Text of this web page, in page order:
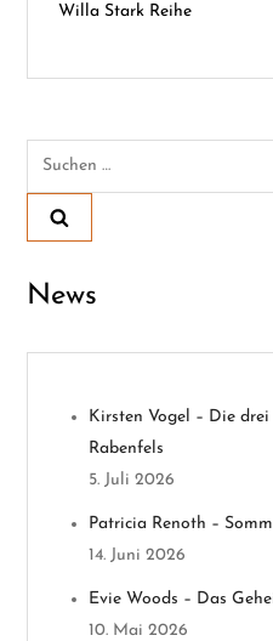
e
r
a
g
Willa Stark Reihe
Suchen
News
Kirsten Vogel – Die
Rabenfels
5. Juli 2026
Patricia Renoth –
14. Juni 2026
Evie Woods – Das
10. Mai 2026